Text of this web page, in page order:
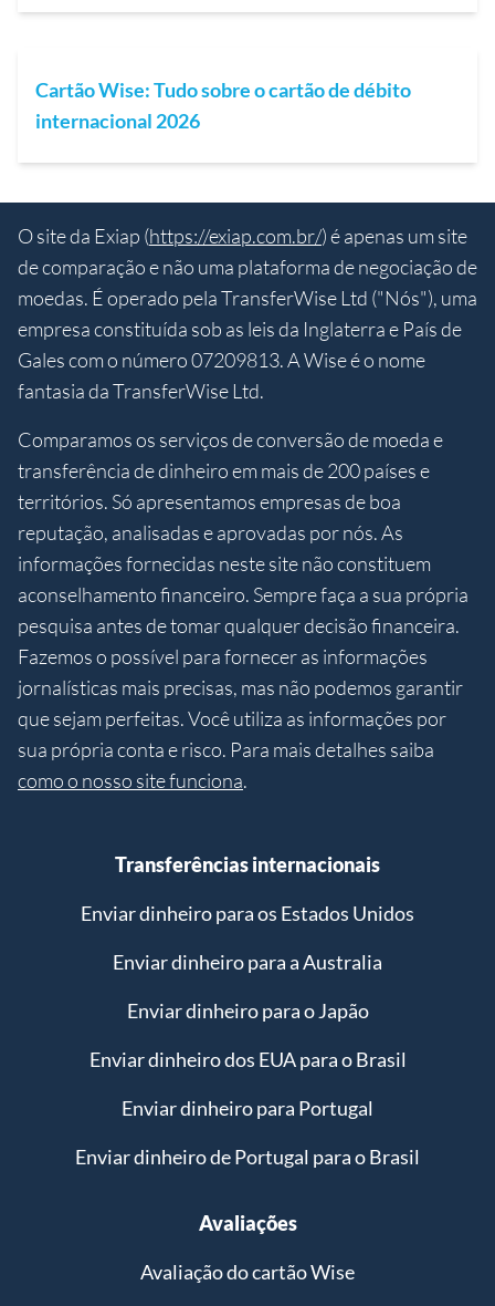
Cartão Wise: Tudo sobre o cartão de débito
internacional 2026
O site da Exiap (https://exiap.com.br/) é apenas um site
de comparação e não uma plataforma de negociação de
moedas. É operado pela TransferWise Ltd ("Nós"), uma
empresa constituída sob as leis da Inglaterra e País de
Gales com o número 07209813. A Wise é o nome
fantasia da TransferWise Ltd.
Comparamos os serviços de conversão de moeda e
transferência de dinheiro em mais de 200 países e
territórios. Só apresentamos empresas de boa
reputação, analisadas e aprovadas por nós. As
informações fornecidas neste site não constituem
aconselhamento financeiro. Sempre faça a sua própria
pesquisa antes de tomar qualquer decisão financeira.
Fazemos o possível para fornecer as informações
jornalísticas mais precisas, mas não podemos garantir
que sejam perfeitas. Você utiliza as informações por
sua própria conta e risco. Para mais detalhes saiba
como o nosso site funciona.
Transferências internacionais
Enviar dinheiro para os Estados Unidos
Enviar dinheiro para a Australia
Enviar dinheiro para o Japão
Enviar dinheiro dos EUA para o Brasil
Enviar dinheiro para Portugal
Enviar dinheiro de Portugal para o Brasil
Avaliações
Avaliação do cartão Wise